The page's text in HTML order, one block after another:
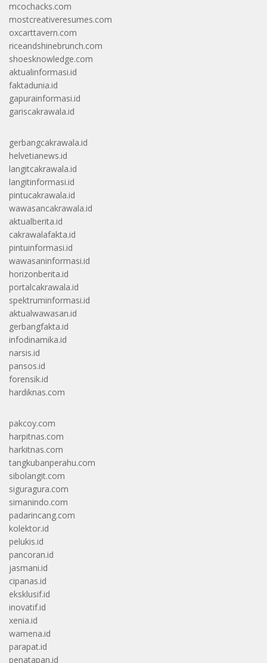
mcochacks.com
mostcreativeresumes.com
oxcarttavern.com
riceandshinebrunch.com
shoesknowledge.com
aktualinformasi.id
faktadunia.id
gapurainformasi.id
gariscakrawala.id
gerbangcakrawala.id
helvetianews.id
langitcakrawala.id
langitinformasi.id
pintucakrawala.id
wawasancakrawala.id
aktualberita.id
cakrawalafakta.id
pintuinformasi.id
wawasaninformasi.id
horizonberita.id
portalcakrawala.id
spektruminformasi.id
aktualwawasan.id
gerbangfakta.id
infodinamika.id
narsis.id
pansos.id
forensik.id
hardiknas.com
pakcoy.com
harpitnas.com
harkitnas.com
tangkubanperahu.com
sibolangit.com
siguragura.com
simanindo.com
padarincang.com
kolektor.id
pelukis.id
pancoran.id
jasmani.id
cipanas.id
eksklusif.id
inovatif.id
xenia.id
wamena.id
parapat.id
penatapan.id